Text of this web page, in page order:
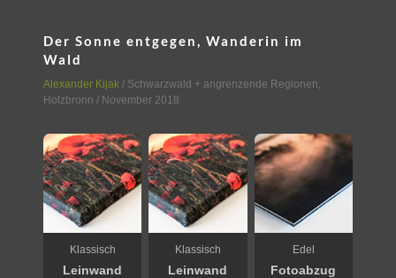
Der Sonne entgegen, Wanderin im
Wald
Alexander Kijak / Schwarzwald + angrenzende Regionen,
Holzbronn / November 2018
Klassisch
Leinwand
Klassisch
Leinwand
Edel
Fotoabzug